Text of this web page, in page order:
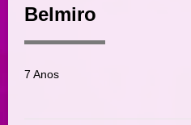
Belmiro
7 Anos